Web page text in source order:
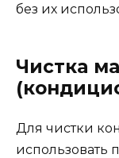
без их
Чистка
Для чистки
использовать